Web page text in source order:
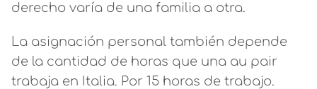
derecho varía de una familia a otra.
La asignación personal también depende
de la cantidad de horas que una au pair
trabaja en Italia. Por 15 horas de trabajo.